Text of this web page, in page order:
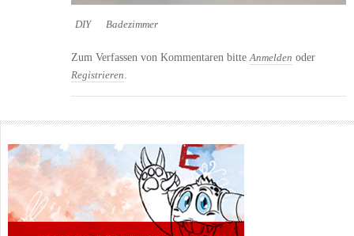
DIY Badezimmer
Zum Verfassen von Kommentaren bitte Anmelden oder
Registrieren